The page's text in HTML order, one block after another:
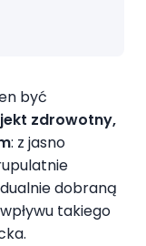
być
zdrowotny,
: z jasno
dobraną
takiego